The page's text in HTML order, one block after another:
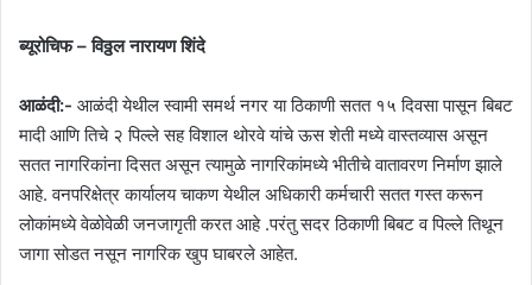
ब्यूरोचिफ – विठ्ठल नारायण शिंदे
आळंदी:- आळंदी येथील स्वामी समर्थ नगर या ठिकाणी सतत १५ दिवसा पासून बिबट
मादी आणि तिचे २ पिल्ले सह विशाल थोरवे यांचे ऊस शेती मध्ये वास्तव्यास असून
सतत नागरिकांना दिसत असून त्यामुळे नागरिकांमध्ये भीतीचे वातावरण निर्माण झाले
आहे. वनपरिक्षेत्र कार्यालय चाकण येथील अधिकारी कर्मचारी सतत गस्त करून
लोकांमध्ये वेळोवेळी जनजागृती करत आहे .परंतु सदर ठिकाणी बिबट व पिल्ले तिथून
जागा सोडत नसून नागरिक खुप घाबरले आहेत.